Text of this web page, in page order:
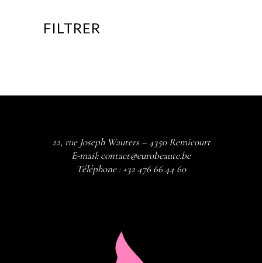
FILTRER
22, rue Joseph Wauters – 4350 Remicourt
E-mail:contact@eurobeaute.be
Téléphone :+32 476 66 44 60